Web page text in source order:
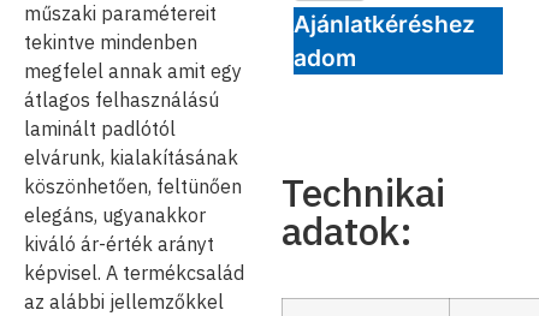
műszaki paramétereit
tekintve mindenben
megfelel annak amit egy
átlagos felhasználású
laminált padlótól
elvárunk, kialakításának
köszönhetően, feltünően
elegáns, ugyanakkor
kiváló ár-érték arányt
képvisel. A termékcsalád
az alábbi jellemzőkkel
Ajánlatkéréshez
adom
Technikai
adatok: